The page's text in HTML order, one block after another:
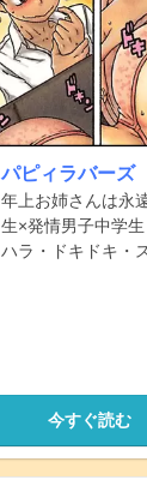
パピィラバーズ
年上お姉さんは
生×発情男子中学
ハラ・ドキドキ・
今すぐ読む